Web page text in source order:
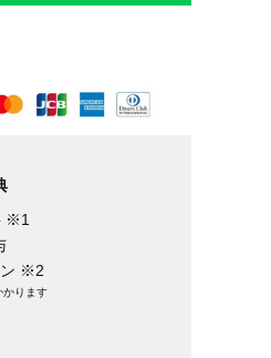
※1
ン ※2
ります